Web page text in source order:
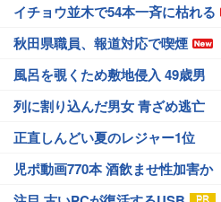
イチョウ並木で54本一斉に枯れる
秋田県職員、報道対応で喫煙
風呂を覗くため敷地侵入 49歳男
列に割り込んだ男女 青ざめ逃亡
正直しんどい夏のレジャー1位
児ポ動画770本 酒飲ませ性加害か